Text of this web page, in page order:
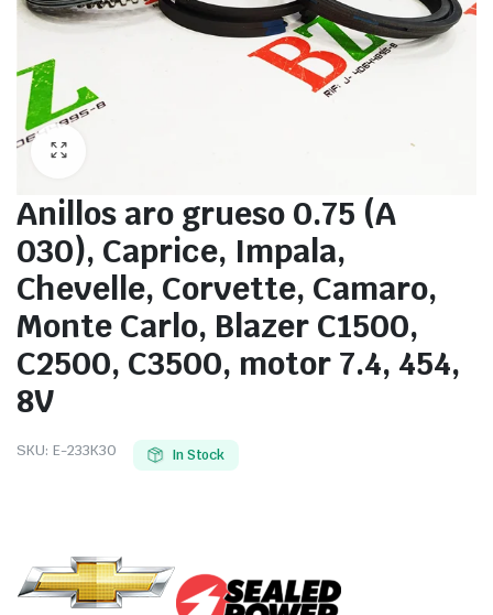
Anillos aro grueso 0.75 (A
030), Caprice, Impala,
Chevelle, Corvette, Camaro,
Monte Carlo, Blazer C1500,
C2500, C3500, motor 7.4, 454,
8V
SKU: E-233K30 In Stock